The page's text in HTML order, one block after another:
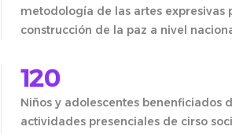
metodología de las artes expresivas
construcción de la paz a nivel
Niños y adolescentes benenficiados
actividades presenciales de cirso
120